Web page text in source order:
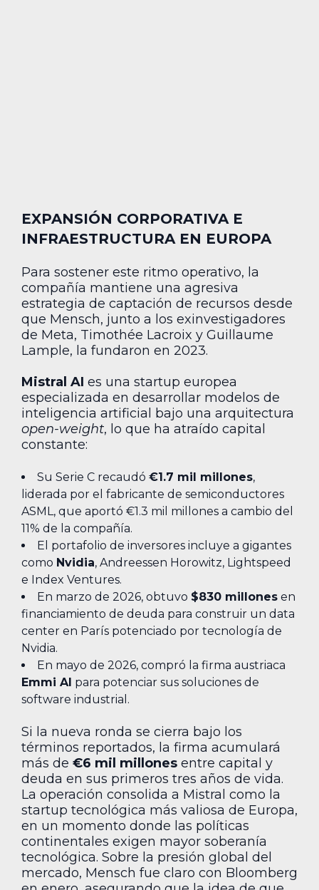
EXPANSIÓN CORPORATIVA E
INFRAESTRUCTURA EN EUROPA
Para sostener este ritmo operativo, la
compañía mantiene una agresiva
estrategia de captación de recursos desde
que Mensch, junto a los exinvestigadores
de Meta, Timothée Lacroix y Guillaume
Lample, la fundaron en 2023.
Mistral AI es una startup europea
especializada en desarrollar modelos de
inteligencia artificial bajo una arquitectura
open-weight, lo que ha atraído capital
constante:
Su Serie C recaudó €1.7 mil millones,
liderada por el fabricante de semiconductores
ASML, que aportó €1.3 mil millones a cambio del
11% de la compañía.
El portafolio de inversores incluye a gigantes
como Nvidia, Andreessen Horowitz, Lightspeed
e Index Ventures.
En marzo de 2026, obtuvo $830 millones en
financiamiento de deuda para construir un data
center en París potenciado por tecnología de
Nvidia.
En mayo de 2026, compró la firma austriaca
Emmi AI para potenciar sus soluciones de
software industrial.
Si la nueva ronda se cierra bajo los
términos reportados, la firma acumulará
más de €6 mil millones entre capital y
deuda en sus primeros tres años de vida.
La operación consolida a Mistral como la
startup tecnológica más valiosa de Europa,
en un momento donde las políticas
continentales exigen mayor soberanía
tecnológica. Sobre la presión global del
mercado, Mensch fue claro con Bloomberg